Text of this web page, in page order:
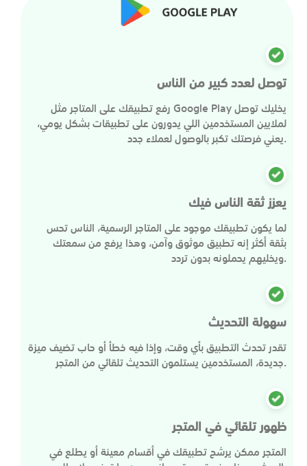
توصل لعدد كبير من الناس
رفع تطبيقك على المتاجر مثل Google Play يخليك توصل
لملايين المستخدمين اللي يدورون على تطبيقات بشكل يومي،
يعني فرصتك تكبر بالوصول لعملاء جدد.
يعزز ثقة الناس فيك
لما يكون تطبيقك موجود على المتاجر الرسمية، الناس تحس
بثقة أكثر إنه تطبيق موثوق وآمن، وهذا يرفع من سمعتك
ويخليهم يحملونه بدون تردد.
سهولة التحديث
تقدر تحدث التطبيق بأي وقت، وإذا فيه خطأ أو حاب تضيف ميزة
جديدة، المستخدمين يستلمون التحديث تلقائي من المتجر.
ظهور تلقائي في المتجر
المتجر ممكن يرشح تطبيقك في أقسام معينة أو يطلع في